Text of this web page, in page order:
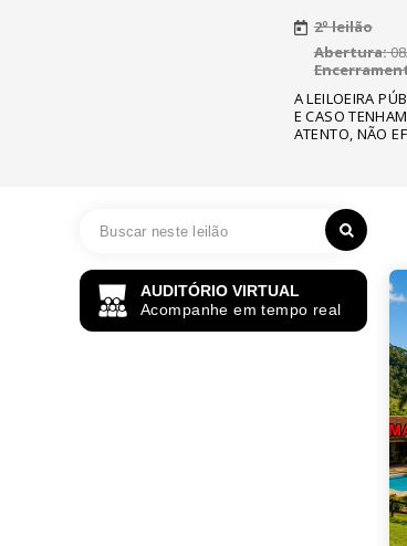
2º leilão
Abertura:
A LEILOEIRA
E CASO
ATENTO, NÃO
AUDITÓRIO VIRTUAL
Acompanhe em tempo real